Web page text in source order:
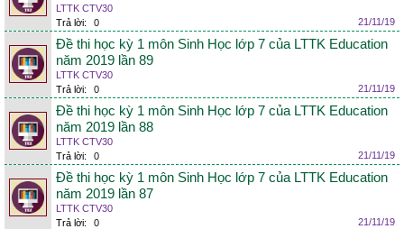
LTTK CTV30
Trả lời:
0 21/11/19
Đề thi học kỳ 1 môn Sinh Học lớp 7 của LTTK Education
năm 2019 lần 89
LTTK CTV30
Trả lời:
0 21/11/19
Đề thi học kỳ 1 môn Sinh Học lớp 7 của LTTK Education
năm 2019 lần 88
LTTK CTV30
Trả lời:
0 21/11/19
Đề thi học kỳ 1 môn Sinh Học lớp 7 của LTTK Education
năm 2019 lần 87
LTTK CTV30
Trả lời:
0 21/11/19